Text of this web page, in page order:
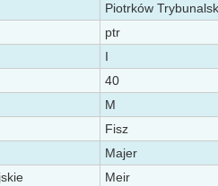
Piotrków
ptr
I
40
M
Fisz
Majer
Meir